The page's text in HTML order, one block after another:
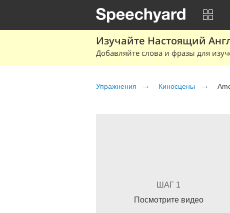
Изучайте Настоящий
Добавляйте слова и фразы для
Упражнения Киносцены
ШАГ 1
Посмотрите видео